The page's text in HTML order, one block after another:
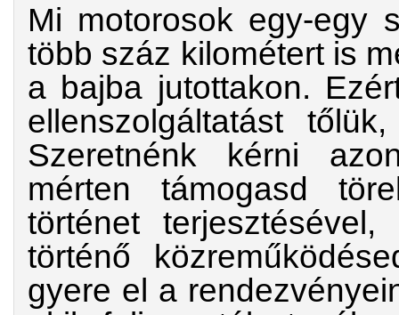
Mi motorosok egy-egy
több száz kilométert is
a bajba jutottakon.
ellenszolgáltatást
Szeretnénk kérni
mérten támogasd
történet
történő
gyere el a